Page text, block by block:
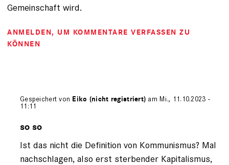
Gemeinschaft wird.
ANMELDEN, UM KOMMENTARE VERFASSEN ZU
KÖNNEN
Gespeichert von Eiko (nicht registriert) am Mi., 11.10.2023 -
11:11
auf
Horst
O.
so so
Ist das nicht die Definition von Kommunismus? Mal
nachschlagen, also erst sterbender Kapitalismus,